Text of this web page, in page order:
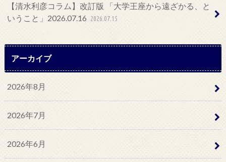
【清水利彦コラム】改訂版 「大学王座から遠ざかる、と
いうこと」2026.07.16 2026.07.15
アーカイブ
2026年8月
2026年7月
2026年6月